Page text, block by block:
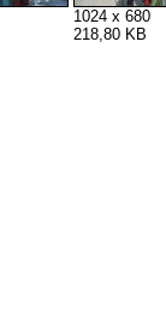
1024 x 680
218,80 KB